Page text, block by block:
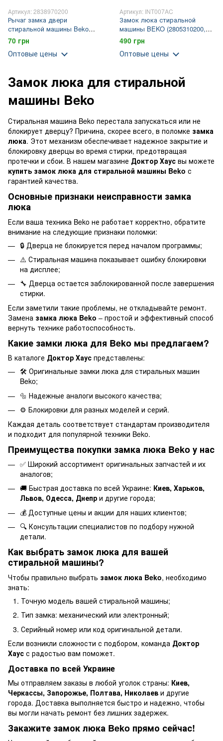
Артикул: 2838970200
Рычаг замка двери
стиральной машины Beko
(2838970200)
70 грн
Оптовые цены
Артикул: INT007AC
Замок люка стиральной
машины BEKO (2805310200,
817690325, 00225214, AC4410)
490 грн
Оптовые цены
Замок люка для стиральной
машины Beko
Стиральная машина Beko перестала запускаться или не
блокирует дверцу? Причина, скорее всего, в поломке замка
люка. Этот механизм обеспечивает надежное закрытие и
блокировку дверцы во время стирки, предотвращая
протечки и сбои. В нашем магазине Доктор Хаус вы можете
купить замок люка для стиральной машины Beko с
гарантией качества.
Основные признаки неисправности замка
люка
Если ваша техника Beko не работает корректно, обратите
внимание на следующие признаки поломки:
🔒 Дверца не блокируется перед началом программы;
⚠️ Стиральная машина показывает ошибку блокировки
на дисплее;
🔧 Дверца остается заблокированной после завершения
стирки.
Если заметили такие проблемы, не откладывайте ремонт.
Замена замка люка Beko – простой и эффективный способ
вернуть технике работоспособность.
Какие замки люка для Beko мы предлагаем?
В каталоге Доктор Хаус представлены:
🛠️ Оригинальные замки люка для стиральных машин
Beko;
🔩 Надежные аналоги высокого качества;
⚙️ Блокировки для разных моделей и серий.
Каждая деталь соответствует стандартам производителя
и подходит для популярной техники Beko.
Преимущества покупки замка люка Beko у нас
✅ Широкий ассортимент оригинальных запчастей и их
аналогов;
🚚 Быстрая доставка по всей Украине: Киев, Харьков,
Львов, Одесса, Днепр и другие города;
💰 Доступные цены и акции для наших клиентов;
🔍 Консультации специалистов по подбору нужной
детали.
Как выбрать замок люка для вашей
стиральной машины?
Чтобы правильно выбрать замок люка Beko, необходимо
знать:
Точную модель вашей стиральной машины;
Тип замка: механический или электронный;
Серийный номер или код оригинальной детали.
Если возникли сложности с подбором, команда Доктор
Хаус с радостью вам поможет.
Доставка по всей Украине
Мы отправляем заказы в любой уголок страны: Киев,
Черкассы, Запорожье, Полтава, Николаев и другие
города. Доставка выполняется быстро и надежно, чтобы
вы могли начать ремонт без лишних задержек.
Закажите замок люка Beko прямо сейчас!